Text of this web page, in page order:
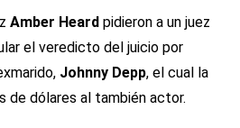
Amber Heard pidieron a un juez
el veredicto del juicio por
Johnny Depp, el cual la
de dólares al también actor.